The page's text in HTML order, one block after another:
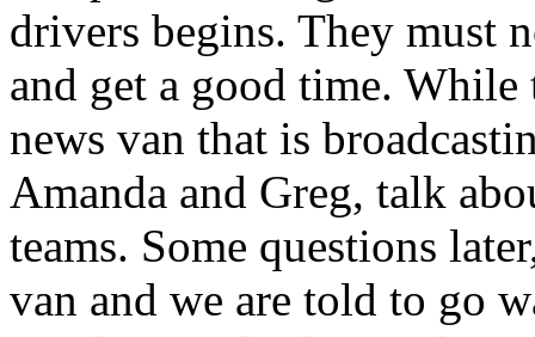
drivers begins. They must
and get a good time.
news van that is
Amanda and Greg, talk
teams. Some questions
van and we are told to go